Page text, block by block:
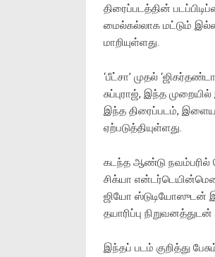
திரைப்படத்தின்
மைல்கல்லாக மட்டும்
மாறியுள்ளது.
‘பீட்சா’ முதல்
சுப்புராஜ், இந்த
இந்த திரைப்படம்,
ஏற்படுத்தியுள்ளது.
கடந்த ஆண்டு நவம்பரில்
சிக்யா
ஜியோ ஸ்டுடியோஸுடன்
தயாரிப்பு
இந்தப் படம் குறித்து